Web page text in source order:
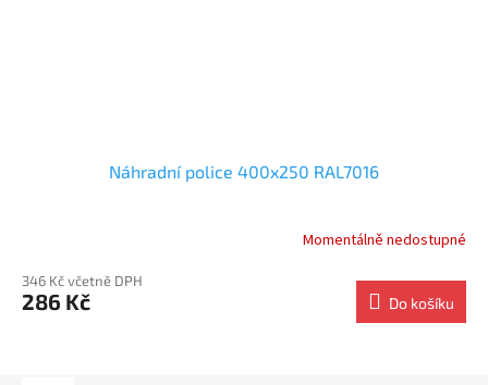
Náhradní police 400x250 RAL7016
Momentálně nedostupné
346 Kč včetně DPH
286 Kč Do košíku